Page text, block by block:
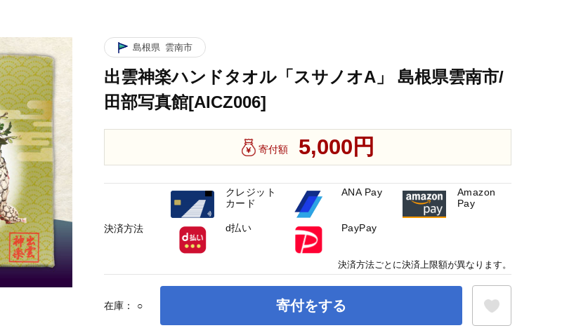
島根県 雲南市
出雲神楽ハンドタオル「スサノオA」 島根県雲南市/
田部写真館[AICZ006]
寄付額 5,000円
在庫： ○ 寄付をする
決済方法
クレジット
カード
ANA Pay
Amazon
Pay
d払い PayPay
決済方法ごとに決済上限額が異なります。